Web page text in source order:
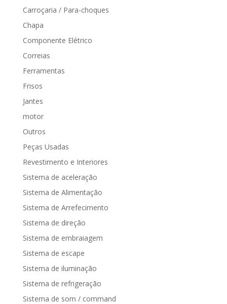
Carroçaria / Para-choques
Chapa
Componente Elétrico
Correias
Ferramentas
Frisos
Jantes
motor
Outros
Peças Usadas
Revestimento e Interiores
Sistema de aceleração
Sistema de Alimentação
Sistema de Arrefecimento
Sistema de direção
Sistema de embraiagem
Sistema de escape
Sistema de iluminação
Sistema de refrigeração
Sistema de som / command